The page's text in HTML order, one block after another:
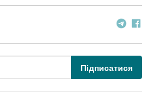
Підписатися